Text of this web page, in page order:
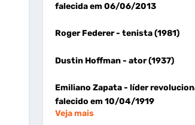
falecida em 06/06/2013
Roger Federer- tenista (1981)
Dustin Hoffman- ator (1937)
Emiliano Zapata- líder
falecido em 10/04/1919
Veja mais